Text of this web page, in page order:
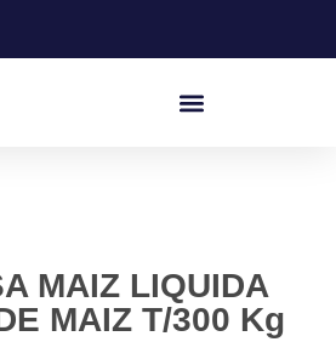
MAIZ LIQUIDA
MAIZ T/300 Kg